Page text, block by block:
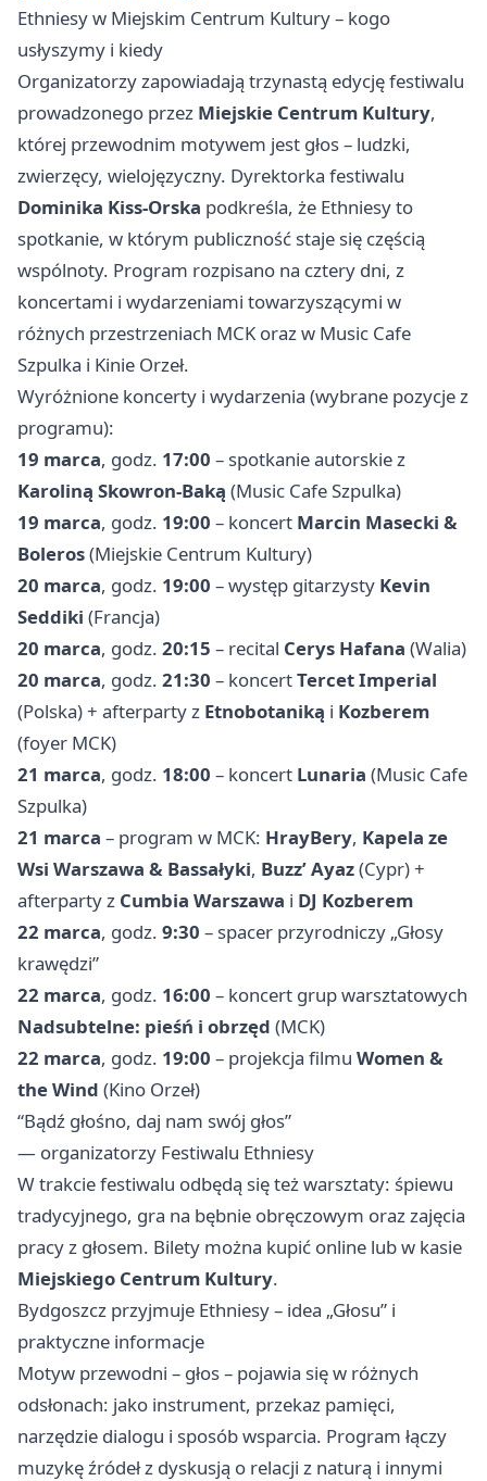
Ethniesy w Miejskim Centrum Kultury – kogo
usłyszymy i kiedy
Organizatorzy zapowiadają trzynastą edycję festiwalu
prowadzonego przez Miejskie Centrum Kultury,
której przewodnim motywem jest głos – ludzki,
zwierzęcy, wielojęzyczny. Dyrektorka festiwalu
Dominika Kiss-Orska podkreśla, że Ethniesy to
spotkanie, w którym publiczność staje się częścią
wspólnoty. Program rozpisano na cztery dni, z
koncertami i wydarzeniami towarzyszącymi w
różnych przestrzeniach MCK oraz w Music Cafe
Szpulka i Kinie Orzeł.
Wyróżnione koncerty i wydarzenia (wybrane pozycje z
programu):
19 marca, godz. 17:00 – spotkanie autorskie z
Karoliną Skowron-Baką (Music Cafe Szpulka)
19 marca, godz. 19:00 – koncert Marcin Masecki &
Boleros(Miejskie Centrum Kultury)
20 marca, godz. 19:00 – występ gitarzysty Kevin
Seddiki (Francja)
20 marca, godz. 20:15 – recital Cerys Hafana (Walia)
20 marca, godz. 21:30 – koncertTercet Imperial
(Polska) + afterparty z Etnobotaniką i Kozberem
(foyer MCK)
21 marca, godz. 18:00 – koncert Lunaria (Music Cafe
Szpulka)
21 marca – program w MCK: HrayBery, Kapela ze
Wsi Warszawa & Bassałyki, Buzz’ Ayaz(Cypr) +
afterparty z Cumbia Warszawa i DJ Kozberem
22 marca, godz. 9:30 – spacer przyrodniczy „Głosy
krawędzi”
22 marca, godz. 16:00 – koncert grup warsztatowych
Nadsubtelne: pieśń i obrzęd (MCK)
22 marca, godz. 19:00 – projekcja filmu Women &
the Wind (Kino Orzeł)
“Bądź głośno, daj nam swój głos”
— organizatorzy Festiwalu Ethniesy
W trakcie festiwalu odbędą się też warsztaty: śpiewu
tradycyjnego, gra na bębnie obręczowym oraz zajęcia
pracy z głosem. Bilety można kupić online lub w kasie
Miejskiego Centrum Kultury.
Bydgoszcz przyjmuje Ethniesy – idea „Głosu” i
praktyczne informacje
Motyw przewodni – głos – pojawia się w różnych
odsłonach: jako instrument, przekaz pamięci,
narzędzie dialogu i sposób wsparcia. Program łączy
muzykę źródeł z dyskusją o relacji z naturą i innymi